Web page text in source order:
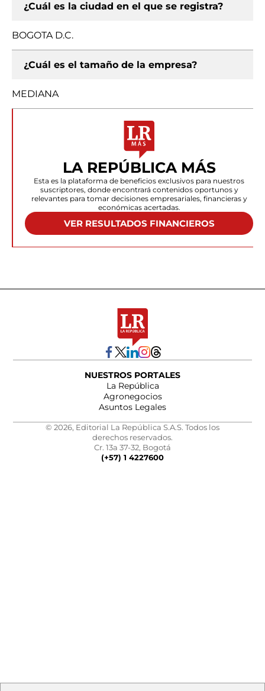
¿Cuál es la ciudad en el que se registra?
BOGOTA D.C.
¿Cuál es el tamaño de la empresa?
MEDIANA
LA REPÚBLICA MÁS
Esta es la plataforma de beneficios exclusivos para nuestros
suscriptores, donde encontrará contenidos oportunos y
relevantes para tomar decisiones empresariales, financieras y
económicas acertadas.
VER RESULTADOS FINANCIEROS
NUESTROS PORTALES
La República
Agronegocios
Asuntos Legales
© 2026, Editorial La República S.A.S. Todos los
derechos reservados.
Cr. 13a 37-32, Bogotá
(+57) 1 4227600